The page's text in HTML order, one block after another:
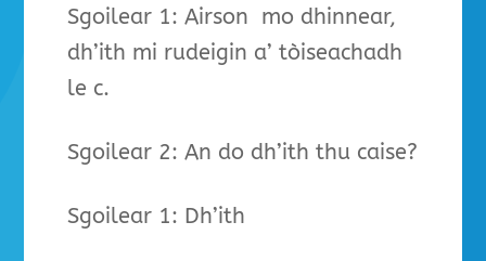
Sgoilear 1: Airson mo dhinnear,
dh’ith mi rudeigin a’ tòiseachadh
le c.
Sgoilear 2: An do dh’ith thu caise?
Sgoilear 1: Dh’ith